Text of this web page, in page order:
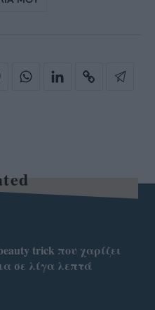
trick που χαρίζει
σε λίγα λεπτά